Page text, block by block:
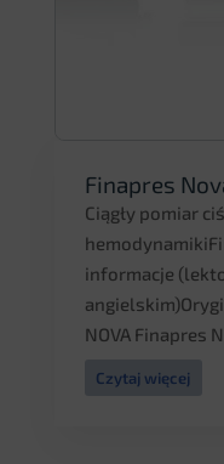
Finapres
Ciągły pomiar
informacje
NOVA Finapres
Czytaj więcej